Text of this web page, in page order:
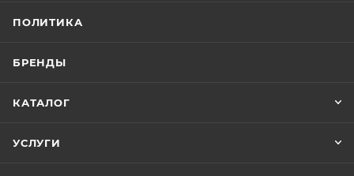
ПОЛИТИКА
БРЕНДЫ
КАТАЛОГ
УСЛУГИ